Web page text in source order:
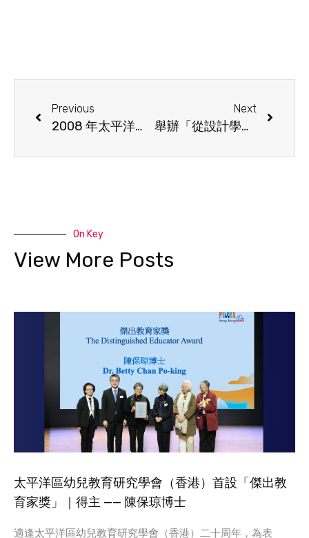
Previous
2008 年太平洋區幼兒教育研究學會（香港）周年大會
Next
舉辦「從設計學到創意培育：強化幼兒課程」研討會，講題為「中國文化元素對設計學的啟發:給幼兒課程的參考」。由香港知專設計學院設計系首席講師林茵茵博士及高級講師譚家豐先生擔任主講嘉賓。
On Key
View More Posts
太平洋區幼兒教育研究學會（香港）首設「傑出教
育家獎」｜得主 —— 陳保琼博士
適逢太平洋區幼兒教育研究學會（香港）二十周年，為表